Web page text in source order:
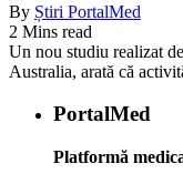
By Știri PortalMed
2 Mins read
Un nou studiu realizat
Australia, arată că
PortalMed
Platformă